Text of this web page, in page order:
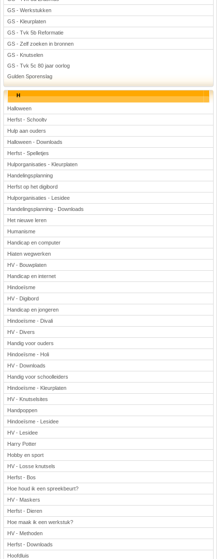
GS - Werkstukken
GS - Kleurplaten
GS - Tvk 5b Reformatie
GS - Zelf zoeken in bronnen
GS - Knutselen
GS - Tvk 5c 80 jaar oorlog
Gulden Sporenslag
H
Halloween
Herfst - Schooltv
Hulp aan ouders
Halloween - Downloads
Herfst - Spelletjes
Hulporganisaties - Kleurplaten
Handelingsplanning
Herfst op het digibord
Hulporganisaties - Lesidee
Handelingsplanning - Downloads
Het nieuwe leren
Humanisme
Handicap en computer
Hiaten wegwerken
HV - Bouwplaten
Handicap en internet
Hindoeïsme
HV - Digibord
Handicap en jongeren
Hindoeïsme - Divali
HV - Divers
Handig voor ouders
Hindoeïsme - Holi
HV - Downloads
Handig voor schoolleiders
Hindoeïsme - Kleurplaten
HV - Knutselsites
Handpoppen
Hindoeïsme - Lesidee
HV - Lesidee
Harry Potter
Hobby en sport
HV - Losse knutsels
Herfst - Bos
Hoe houd ik een spreekbeurt?
HV - Maskers
Herfst - Dieren
Hoe maak ik een werkstuk?
HV - Methoden
Herfst - Downloads
Hoofdluis